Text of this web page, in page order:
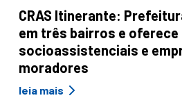
CRAS Itinerante:
em três bairros e
socioassistenciais e
moradores
leia mais